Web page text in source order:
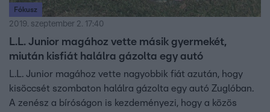
Fókusz
2019. szeptember 2. 17:40
L.L. Junior magához vette másik gyermekét,
miután kisfiát halálra gázolta egy autó
L.L. Junior magához vette nagyobbik fiát azután, hogy
kisöccsét szombaton halálra gázolta egy autó Zuglóban.
A zenész a bíróságon is kezdeményezi, hogy a közös